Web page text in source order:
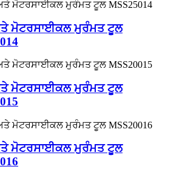
ਮੋਟਰਸਾਈਕਲ ਮੁਰੰਮਤ ਟੂਲ
ਮੋਟਰਸਾਈਕਲ ਮੁਰੰਮਤ ਟੂਲ
ਮੋਟਰਸਾਈਕਲ ਮੁਰੰਮਤ ਟੂਲ